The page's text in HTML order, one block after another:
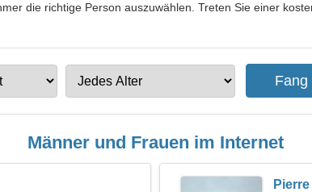
die richtige Person auszuwählen. Treten Sie einer
Männer und Frauen im Internet
Pierre